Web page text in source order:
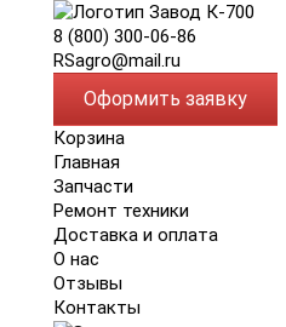
8 (800) 300-06-86
RSagro@mail.ru
Оформить заявку
Корзина
Главная
Запчасти
Ремонт техники
Доставка и оплата
О нас
Отзывы
Контакты